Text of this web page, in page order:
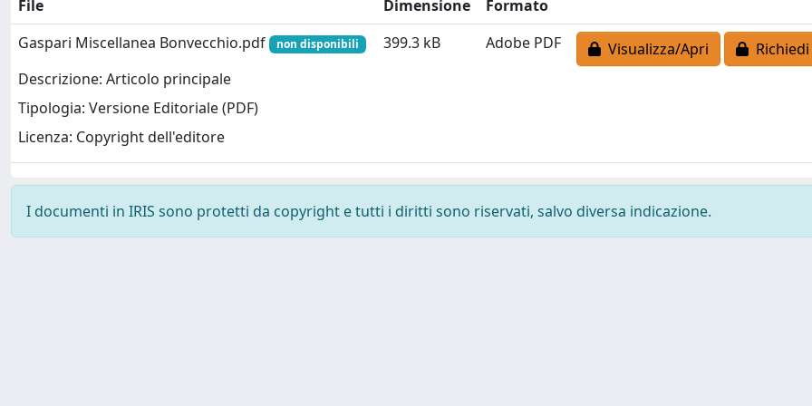
File
Dimensione
Formato
Gaspari Miscellanea Bonvecchio.pdf
non disponibili
Descrizione: Articolo principale
Tipologia: Versione Editoriale (PDF)
Licenza: Copyright dell'editore
399.3 kB Adobe PDF Visualizza/Apri
I documenti in IRIS sono protetti da copyright e tutti i diritti sono riservati, salvo diversa indicazione.